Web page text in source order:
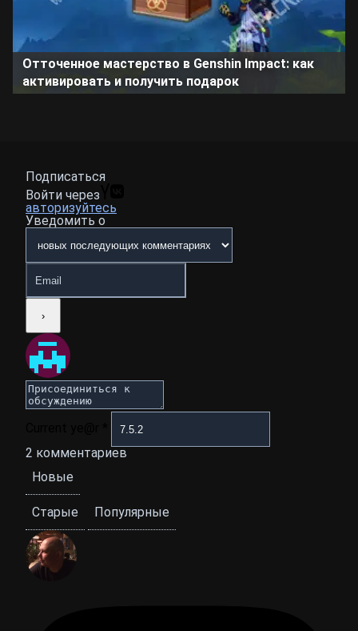
Отточенное мастерство в Genshin Impact: как
активировать и получить подарок
Подписаться
Войти через
авторизуйтесь
Уведомить о
2 комментариев
Новые
Старые Популярные